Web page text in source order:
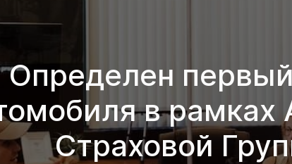
Определен
в рамках
Страховой